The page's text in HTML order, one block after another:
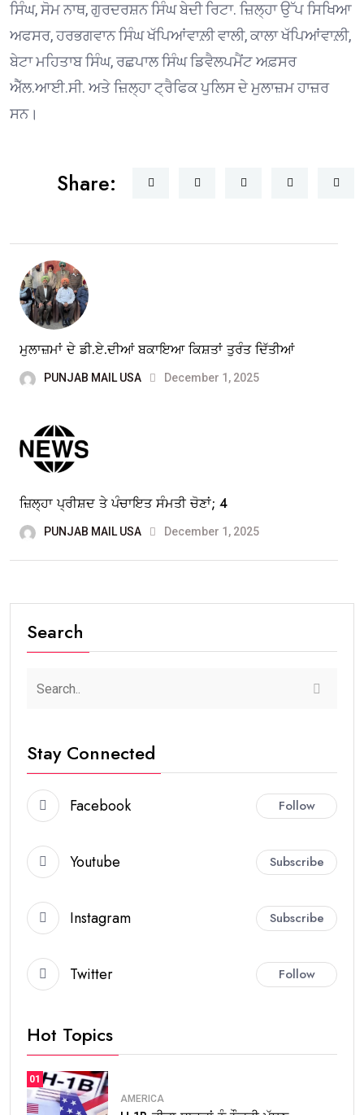
ਸਿੰਘ, ਸੋਮ ਨਾਥ, ਗੁਰਦਰਸ਼ਨ ਸਿੰਘ ਬੇਦੀ ਰਿਟਾ. ਜ਼ਿਲ੍ਹਾ ਉੱਪ ਸਿਖਿਆ
ਅਫਸਰ, ਹਰਭਗਵਾਨ ਸਿੰਘ ਖੱਪਿਆਂਵਾਲ਼ੀ ਵਾਲੀ, ਕਾਲਾ ਖੱਪਿਆਂਵਾਲ਼ੀ,
ਬੇਟਾ ਮਹਿਤਾਬ ਸਿੰਘ, ਰਛਪਾਲ ਸਿੰਘ ਡਿਵੈਲਪਮੈਂਟ ਅਫ਼ਸਰ
ਐੱਲ.ਆਈ.ਸੀ. ਅਤੇ ਜ਼ਿਲ੍ਹਾ ਟ੍ਰੈਫਿਕ ਪੁਲਿਸ ਦੇ ਮੁਲਾਜ਼ਮ ਹਾਜ਼ਰ
ਸਨ।
Share:
ਮੁਲਾਜ਼ਮਾਂ ਦੇ ਡੀ.ਏ.ਦੀਆਂ ਬਕਾਇਆ ਕਿਸ਼ਤਾਂ ਤੁਰੰਤ ਦਿੱਤੀਆਂ
PUNJAB MAIL USA December 1, 2025
ਜ਼ਿਲ੍ਹਾ ਪ੍ਰੀਸ਼ਦ ਤੇ ਪੰਚਾਇਤ ਸੰਮਤੀ ਚੋਣਾਂ; 4
PUNJAB MAIL USA December 1, 2025
Search
Stay Connected
Facebook Follow
Youtube Subscribe
Instagram Subscribe
Twitter Follow
Hot Topics
01
AMERICA